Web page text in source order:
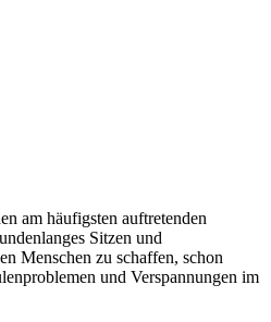
am häufigsten auftretenden
Sitzen und
Menschen zu schaffen, schon
und Verspannungen im